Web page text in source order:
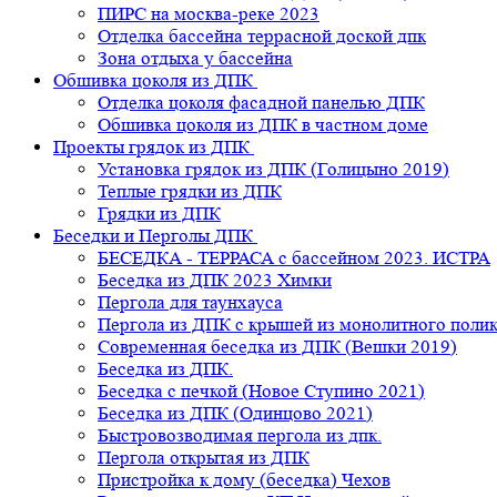
ПИРС на москва-реке 2023
Отделка бассейна террасной доской дпк
Зона отдыха у бассейна
Обшивка цоколя из ДПК
Отделка цоколя фасадной панелью ДПК
Обшивка цоколя из ДПК в частном доме
Проекты грядок из ДПК
Установка грядок из ДПК (Голицыно 2019)
Теплые грядки из ДПК
Грядки из ДПК
Беседки и Перголы ДПК
БЕСЕДКА - ТЕРРАСА с бассейном 2023. ИСТРА
Беседка из ДПК 2023 Химки
Пергола для таунхауса
Пергола из ДПК с крышей из монолитного
Современная беседка из ДПК (Вешки 2019)
Беседка из ДПК.
Беседка с печкой (Новое Ступино 2021)
Беседка из ДПК (Одинцово 2021)
Быстровозводимая пергола из дпк.
Пергола открытая из ДПК
Пристройка к дому (беседка) Чехов